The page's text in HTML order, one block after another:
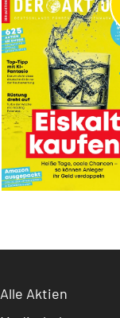
Alle Aktien